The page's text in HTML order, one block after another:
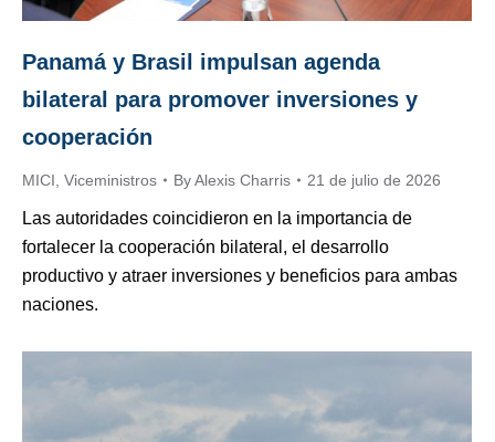
Panamá y Brasil impulsan agenda
bilateral para promover inversiones y
cooperación
MICI Viceministros ByAlexis Charris 21 de julio de 2026
Las autoridades coincidieron en la importancia de
fortalecer la cooperación bilateral, el desarrollo
productivo y atraer inversiones y beneficios para ambas
naciones.